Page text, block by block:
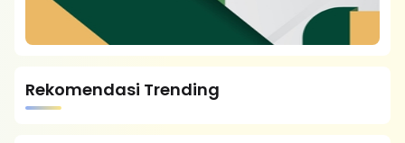
Rekomendasi Trending